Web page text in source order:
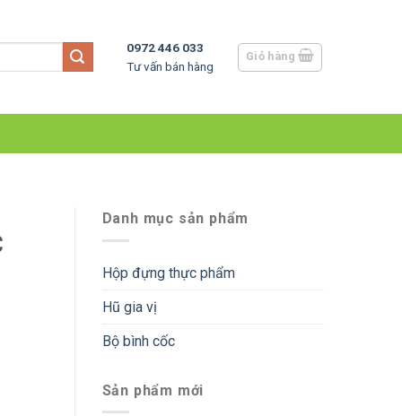
0972 446 033
Tư vấn bán hàng
Giỏ hàng
Danh mục sản phẩm
Hộp đựng thực phẩm
Hũ gia vị
Bộ bình cốc
Sản phẩm mới